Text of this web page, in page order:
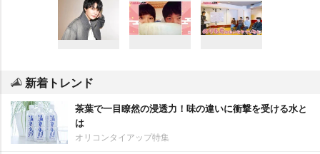
新着トレンド
茶葉で一目瞭然の浸透力！味の違いに衝撃を受ける水と
は
オリコンタイアップ特集